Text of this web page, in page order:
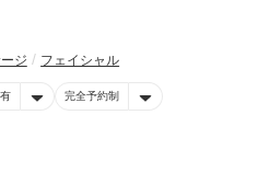
ジ フェイシャル
完全予約制